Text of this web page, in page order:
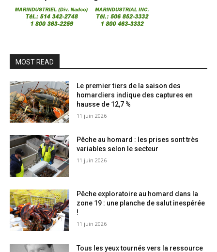
MOST READ
Le premier tiers de la saison des
homardiers indique des captures en
hausse de 12,7 %
11 juin 2026
Pêche au homard : les prises sont très
variables selon le secteur
11 juin 2026
Pêche exploratoire au homard dans la
zone 19 : une planche de salut inespérée
!
11 juin 2026
Tous les yeux tournés vers la ressource